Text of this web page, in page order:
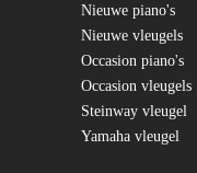
Nieuwe piano's
Nieuwe vleugels
Occasion piano's
Occasion vleugels
Steinway vleugel
Yamaha vleugel